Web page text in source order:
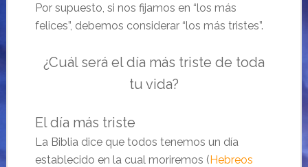
Por supuesto, si nos fijamos en “los más
felices”, debemos considerar “los más tristes”.
¿Cuál será el día más triste de toda
tu vida?
El día más triste
La Biblia dice que todos tenemos un día
establecido en la cual moriremos (Hebreos